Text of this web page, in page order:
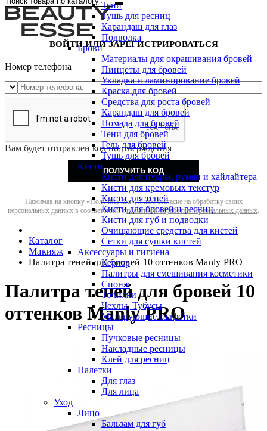
Тени
Тушь для ресниц
Карандаш для глаз
Подводка
Брови
Материалы для окрашивания бровей
Пинцеты для бровей
Укладка и ламинирование бровей
Краска для бровей
Средства для роста бровей
Карандаш для бровей
Помада для бровей
Тени для бровей
Гель для бровей
Тушь для бровей
Кисти
Кисти для пудры, румян и хайлайтера
Кисти для кремовых текстур
Кисти для теней
Кисти для бровей и ресниц
Кисти для губ и подводки
Очищающие средства для кистей
Сетки для сушки кистей
Аксессуары и гигиена
Керлер
Палитры для смешивания косметики
Спонж
Точилки
Чехлы, Тубусы
Матирующие салфетки
Ресницы
Пучковые ресницы
Накладные ресницы
Клей для ресниц
Палетки
Для глаз
Для лица
Уход
Лицо
Бальзам для губ
ВОЙТИ ИЛИ ЗАРЕГИСТРИРОВАТЬСЯ
Номер телефона
Вам будет отправлен код подтверждения
ПОЛУЧИТЬ КОД
Нажимая на кнопку «Получить код», я даю согласие на обработку своих
персональных данных в соответствии сполитикой обработки персональных данных.
Каталог
Макияж
Палитра теней для бровей 10 оттенков Manly PRO
Палитра теней для бровей 10
оттенков Manly PRO